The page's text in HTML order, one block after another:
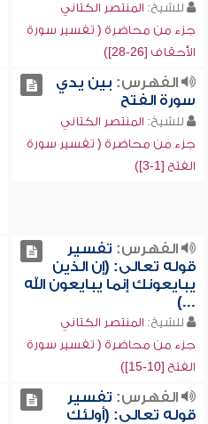
للشيخ: المنتصر الكتاني
جزء من محاضرة ( تفسير سورة
الأحقاف [26-28])
الفهرس: بين يدي
سورة الفتح
للشيخ: المنتصر الكتاني
جزء من محاضرة ( تفسير سورة
الفتح [1-3])
الفهرس: تفسير
قوله تعالى: (إن الذين
يبايعونك إنما يبايعون الله
...)
للشيخ: المنتصر الكتاني
جزء من محاضرة ( تفسير سورة
الفتح [10-15])
الفهرس: تفسير
قوله تعالى: (أولئك